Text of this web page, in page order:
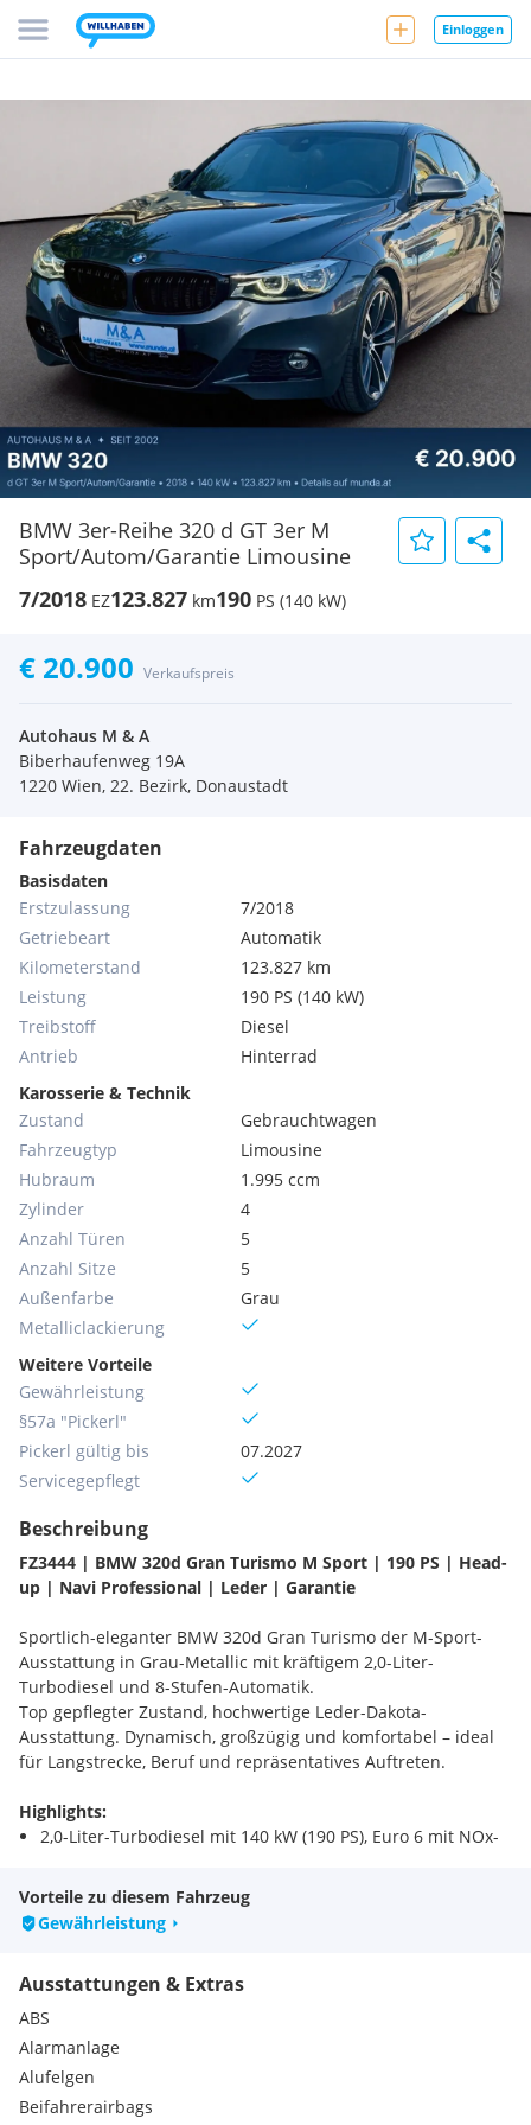
Einloggen
BMW 3er-Reihe 320 d GT 3er M
Sport/Autom/Garantie Limousine
7/2018 EZ123.827 km190 PS (140 kW)
€ 20.900 Verkaufspreis
Autohaus M & A
Biberhaufenweg 19A
1220 Wien, 22. Bezirk, Donaustadt
Fahrzeugdaten
Basisdaten
Erstzulassung
7/2018
Getriebeart
Automatik
Kilometerstand
123.827 km
Leistung
190 PS (140 kW)
Treibstoff
Diesel
Antrieb
Hinterrad
Karosserie & Technik
Zustand
Gebrauchtwagen
Fahrzeugtyp
Limousine
Hubraum
1.995 ccm
Zylinder
4
Anzahl Türen
5
Anzahl Sitze
5
Außenfarbe
Grau
Metallic­lackierung
Weitere Vorteile
Gewährleistung
§57a "Pickerl"
Pickerl gültig bis
07.2027
Servicegepflegt
Beschreibung
FZ3444 | BMW 320d Gran Turismo M Sport | 190 PS | Head-
up | Navi Professional | Leder | Garantie
Sportlich-eleganter BMW 320d Gran Turismo der M-Sport-
Ausstattung in Grau-Metallic mit kräftigem 2,0-Liter-
Turbodiesel und 8-Stufen-Automatik.
Top gepflegter Zustand, hochwertige Leder-Dakota-
Ausstattung. Dynamisch, großzügig und komfortabel – ideal
für Langstrecke, Beruf und repräsentatives Auftreten.
Highlights:
2,0-Liter-Turbodiesel mit 140 kW (190 PS), Euro 6 mit NOx-
Rußpartikelfilter, 163 g CO₂/km
8-Stufen-Automatik, Hinterradantrieb
Audio-Navigationssystem Professional mit Head-up-
Smartphone-Ladeschale
Leder Dakota, elektrisch verstellbare Sitze (links mit
Memory), elektrische Lordosenstütze, Sitzheizung
M-Sportpaket: M-Technic-Aerodynamikpaket, Sport-
Fahrwerk, variable Sportlenkung, Sportsitze, M-
Lederlenkrad
Vorteile zu diesem Fahrzeug
Gewährleistung
Ausstattungen & Extras
ABS
Alarmanlage
Alufelgen
Beifahrerairbags